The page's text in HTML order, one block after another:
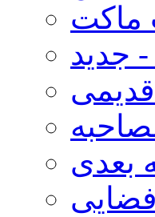
جدید
بعدی